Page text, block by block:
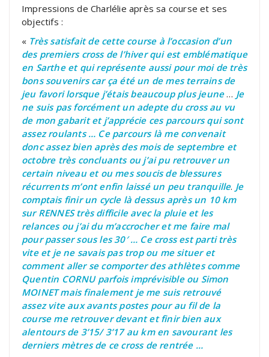
Impressions de Charlélie après sa course et ses
objectifs :
« Très satisfait de cette course à l’occasion d’un
des premiers cross de l’hiver qui est emblématique
en Sarthe et qui représente aussi pour moi de très
bons souvenirs car ça été un de mes terrains de
jeu favori lorsque j’étais beaucoup plus jeune… Je
ne suis pas forcément un adepte du cross au vu
de mon gabarit et j’apprécie ces parcours qui sont
assez roulants … Ce parcours là me convenait
donc assez bien après des mois de septembre et
octobre très concluants ou j’ai pu retrouver un
certain niveau et ou mes soucis de blessures
récurrents m’ont enfin laissé un peu tranquille. Je
comptais finir un cycle là dessus après un 10 km
sur RENNES très difficile avec la pluie et les
relances ou j’ai du m’accrocher et me faire mal
pour passer sous les 30′ … Ce cross est parti très
vite et je ne savais pas trop ou me situer et
comment aller se comporter des athlètes comme
Quentin CORNU parfois imprévisible ou Simon
MOINET mais finalement je me suis retrouvé
assez vite aux avants postes pour au fil de la
course me retrouver devant et finir bien aux
alentours de 3’15/ 3’17 au km en savourant les
derniers mètres de ce cross de rentrée …